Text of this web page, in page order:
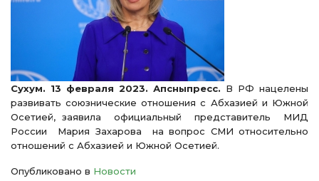
Сухум. 13 февраля 2023. Апсныпресс. В РФ нацелены
развивать союзнические отношения с Абхазией и Южной
Осетией, заявила официальный представитель МИД
России Мария Захарова на вопрос СМИ относительно
отношений с Абхазией и Южной Осетией.
Опубликовано в Новости